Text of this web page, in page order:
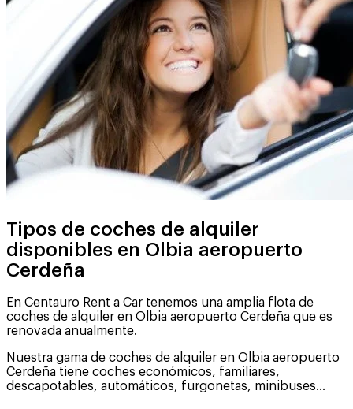
Tipos de coches de alquiler
disponibles en Olbia aeropuerto
Cerdeña
En Centauro Rent a Car tenemos una amplia flota de
coches de alquiler en Olbia aeropuerto Cerdeña que es
renovada anualmente.
Nuestra gama de coches de alquiler en Olbia aeropuerto
Cerdeña tiene coches económicos, familiares,
descapotables, automáticos, furgonetas, minibuses...